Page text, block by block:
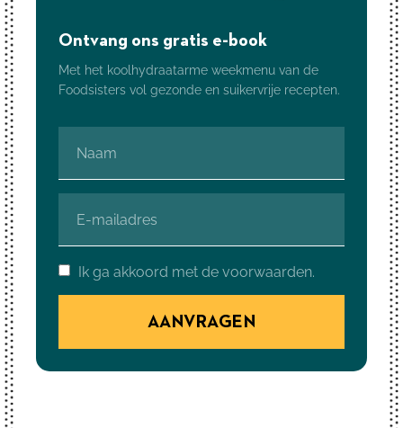
Ontvang ons gratis e-book
Met het koolhydraatarme weekmenu van de
Foodsisters vol gezonde en suikervrije recepten.
Ik ga akkoord met de voorwaarden.
AANVRAGEN